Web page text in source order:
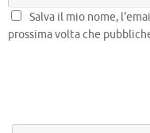
Salva il mio nome,
prossima volta che